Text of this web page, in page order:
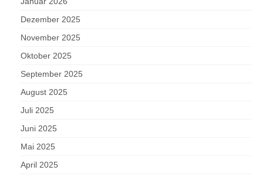
Dezember 2025
November 2025
Oktober 2025
September 2025
August 2025
Juli 2025
Juni 2025
Mai 2025
April 2025